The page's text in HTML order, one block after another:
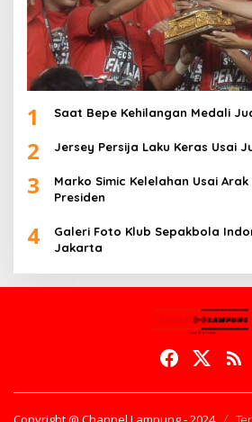
1 Saat Bepe Kehilangan Medali
2 Jersey Persija Laku Keras Usai
3
Marko Simic Kelelahan Usai
Presiden
4
Galeri Foto Klub Sepakbola
Jakarta